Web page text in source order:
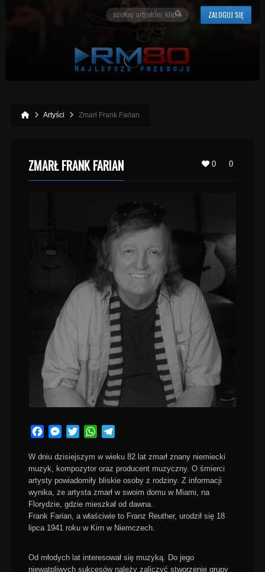
ZALOGUJ SIĘ
Artyści Zmarł Frank Farian
0 0
ZMARŁ FRANK FARIAN
FacebookMessenger
TwitterWhatsApp
W dniu dzisiejszym w wieku 82 lat zmarł znany niemiecki
muzyk, kompozytor oraz producent muzyczny. O śmierci
artysty powiadomiły bliskie osoby z rodziny. Z informacji
wynika, że artysta zmarł w swoim domu w Miami, na
Florydzie, gdzie mieszkał od dawna.
Frank Farian, a właściwie to Franz Reuther, urodził się 18
lipca 1941 roku w Kirn w Niemczech.
Od młodych lat interesował się muzyką. Do jego
niewątpliwych sukcesów należy zaliczyć stworzenie grupy